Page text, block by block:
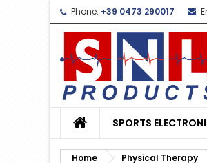
Phone: +39 0473 290017
SPORTS
Home Physical Therapy